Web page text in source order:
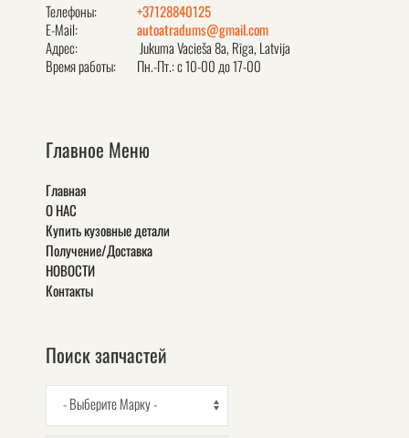
Телефоны:
+37128840125
E-Mail:
autoatradums@gmail.com
Адрес:
Jukuma Vacieša 8a, Rīga, Latvija
Время работы:
Пн.-Пт.: с 10-00 до 17-00
Главное Меню
Главная
О НАС
Купить кузовные детали
Получение/Доставка
НОВОСТИ
Контакты
Поиск запчастей
- Выберите Марку -